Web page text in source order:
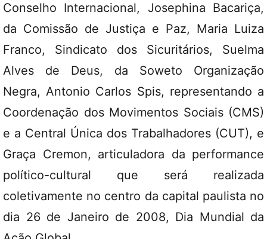
Conselho Internacional, Josephina Bacariça,
da Comissão de Justiça e Paz, Maria Luiza
Franco, Sindicato dos Sicuritários, Suelma
Alves de Deus, da Soweto Organização
Negra, Antonio Carlos Spis, representando a
Coordenação dos Movimentos Sociais (CMS)
e a Central Única dos Trabalhadores (CUT), e
Graça Cremon, articuladora da performance
político-cultural que será realizada
coletivamente no centro da capital paulista no
dia 26 de Janeiro de 2008, Dia Mundial da